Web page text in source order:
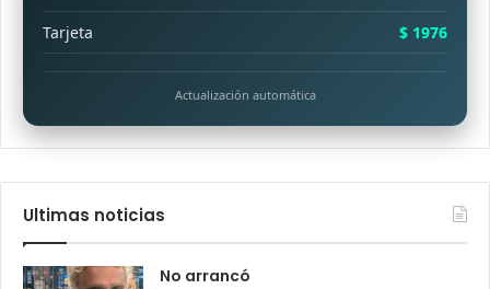
Tarjeta
$ 1976
Actualización automática
Ultimas noticias
No arrancó